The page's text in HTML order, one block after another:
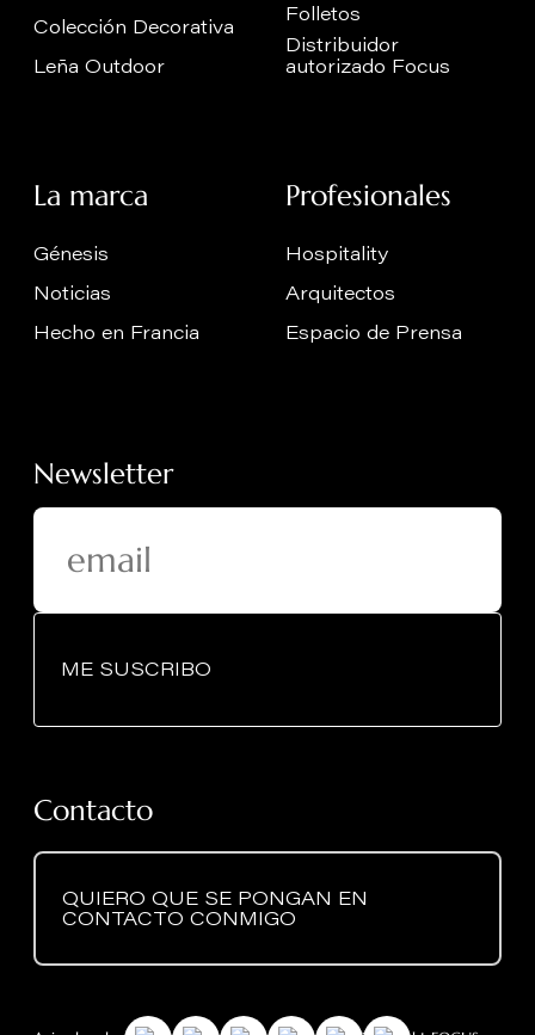
Colección Decorativa
Leña Outdoor
Folletos
Distribuidor
autorizado Focus
La marca
Génesis
Noticias
Hecho en Francia
Profesionales
Hospitality
Arquitectos
Espacio de Prensa
Newsletter
ME SUSCRIBO
Contacto
QUIERO QUE SE PONGAN EN
CONTACTO CONMIGO